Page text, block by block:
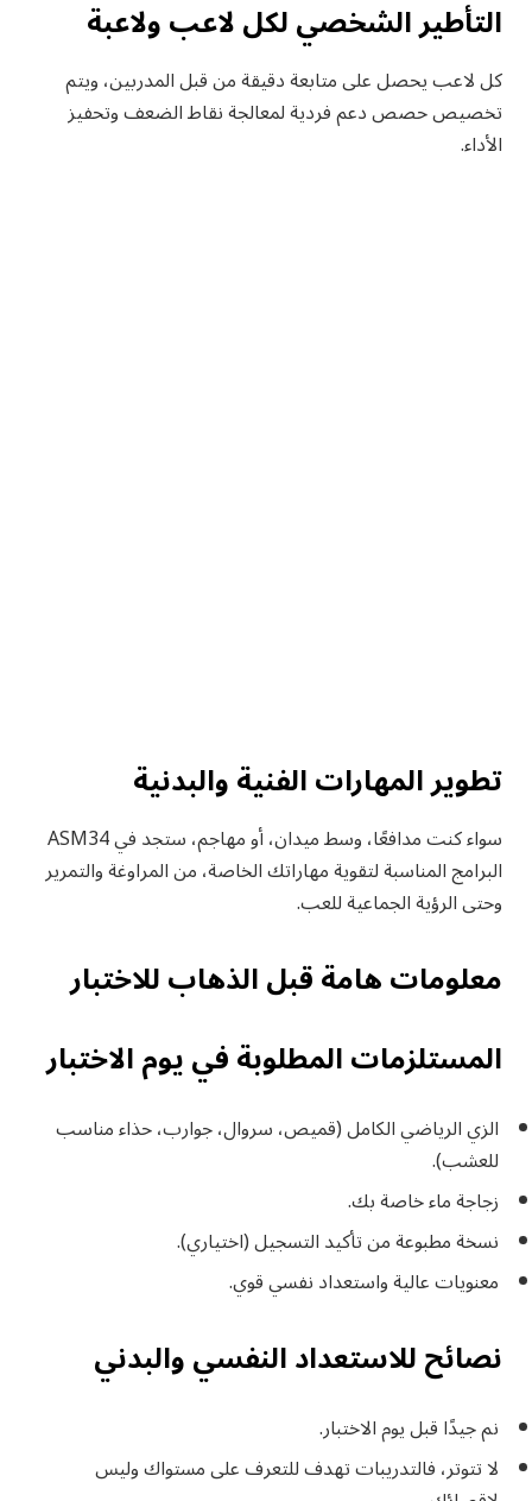
التأطير الشخصي لكل لاعب ولاعبة
كل لاعب يحصل على متابعة دقيقة من قبل المدربين، ويتم
تخصيص حصص دعم فردية لمعالجة نقاط الضعف وتحفيز
الأداء.
تطوير المهارات الفنية والبدنية
سواء كنت مدافعًا، وسط ميدان، أو مهاجم، ستجد في ASM34
البرامج المناسبة لتقوية مهاراتك الخاصة، من المراوغة والتمرير
وحتى الرؤية الجماعية للعب.
معلومات هامة قبل الذهاب للاختبار
المستلزمات المطلوبة في يوم الاختبار
الزي الرياضي الكامل (قميص، سروال، جوارب، حذاء مناسب
للعشب).
زجاجة ماء خاصة بك.
نسخة مطبوعة من تأكيد التسجيل (اختياري).
معنويات عالية واستعداد نفسي قوي.
نصائح للاستعداد النفسي والبدني
نم جيدًا قبل يوم الاختبار.
لا تتوتر، فالتدريبات تهدف للتعرف على مستواك وليس